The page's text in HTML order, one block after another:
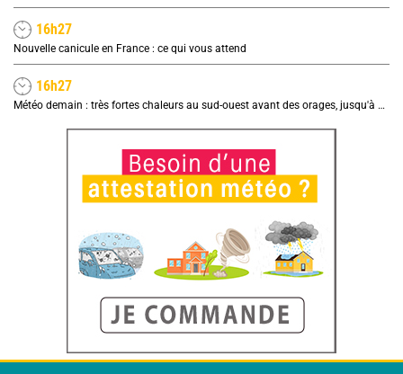
16h27
Nouvelle canicule en France : ce qui vous attend
16h27
Météo demain : très fortes chaleurs au sud-ouest avant des orages, jusqu'à 39°C